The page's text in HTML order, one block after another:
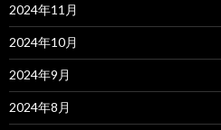
2024年11月
2024年10月
2024年9月
2024年8月